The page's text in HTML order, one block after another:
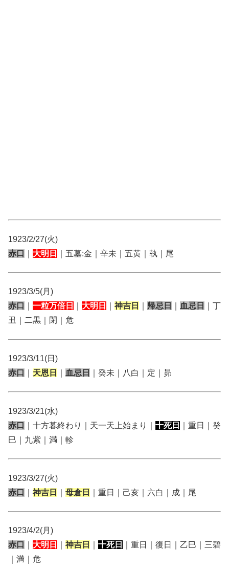
1923/2/27(火)
赤口
大明日 ｜五墓:金｜辛未｜五黄｜執｜尾
1923/3/5(月)
赤口
一粒万倍日 大明日 神吉日 帰忌日 血忌日
｜丁
丑｜二黒｜閉｜危
1923/3/11(日)
赤口
天恩日 血忌日 ｜癸未｜八白｜定｜昴
1923/3/21(水)
赤口
｜十方暮終わり｜天一天上始まり｜ 十死日
｜重日｜癸
巳｜九紫｜満｜軫
1923/3/27(火)
赤口
神吉日 母倉日 ｜重日｜己亥｜六白｜成｜尾
1923/4/2(月)
赤口
大明日 神吉日 十死日
｜重日｜復日｜乙巳｜三碧
｜満｜危